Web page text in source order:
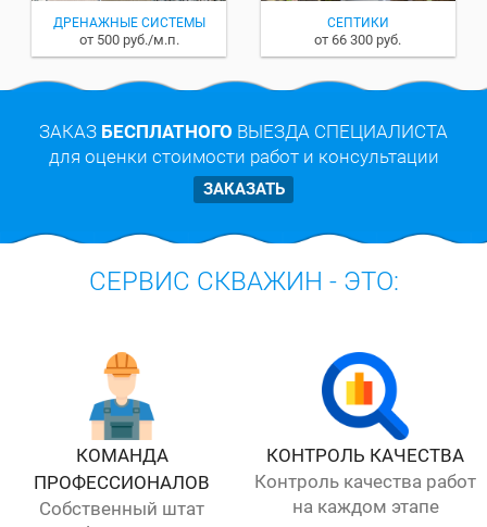
ДРЕНАЖНЫЕ СИСТЕМЫ
от 500 руб./м.п.
СЕПТИКИ
от 66 300 руб.
ЗАКАЗ БЕСПЛАТНОГО ВЫЕЗДА СПЕЦИАЛИСТА
для оценки стоимости работ и консультации
ЗАКАЗАТЬ
СЕРВИС СКВАЖИН - ЭТО:
КОМАНДА
ПРОФЕССИОНАЛОВ
Собственный штат
КОНТРОЛЬ КАЧЕСТВА
Контроль качества работ
на каждом этапе